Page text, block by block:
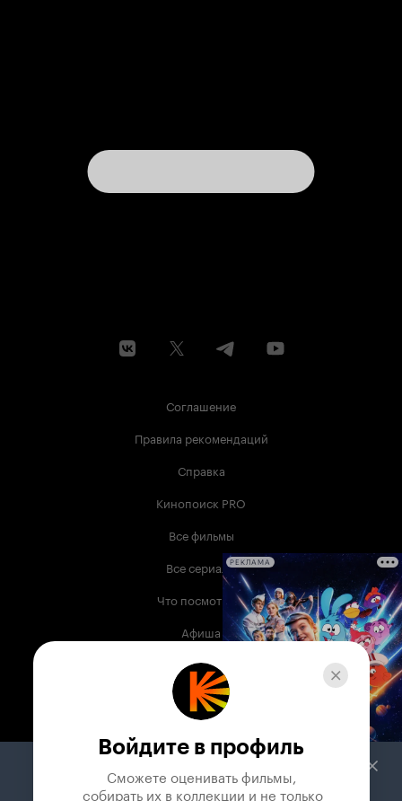
Соглашение
Правила рекомендаций
Справка
Кинопоиск PRO
Все фильмы
Все сериалы
Что посмотреть
Афиша
Музыка
Телепрограмма
Служба поддержки
РЕКЛАМА
Войдите в профиль
Сможете оценивать фильмы,
собирать их в коллекции и не только